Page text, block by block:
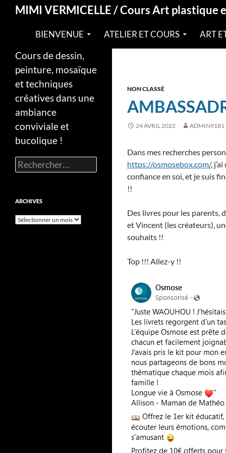
MIMI VERMICELLE / Cours Art plastique
BIENVENUE ATELIER ET COURS ART
NON CLASSÉ
24 AVRIL 2022 ADMIN9181
Dans mes recherches
https://osmosebox.com/,
confiance en soi, et je suis
!!
Des livres pour les parents,
et Vincent (les créateurs),
souhaits !!
Top !!! Allez-y !!
Cours de dessin,
peinture, mosaïque
et techniques
créatives dans une
ambiance
conviviale et
bucolique !
Rechercher :
ARCHIVES
Archives